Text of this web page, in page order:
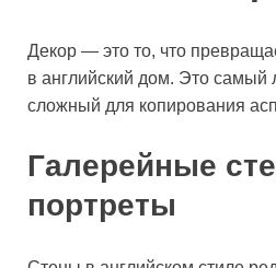
Декор — это то, что
в английский дом. Это
сложный для копирования
Галерейные
портреты